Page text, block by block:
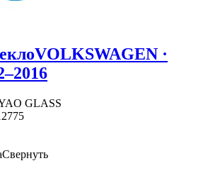
VOLKSWAGEN ·
GLASS
Свернуть